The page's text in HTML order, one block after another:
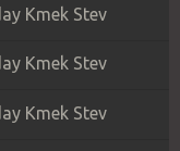
Kmek Stev
Kmek Stev
Kmek Stev